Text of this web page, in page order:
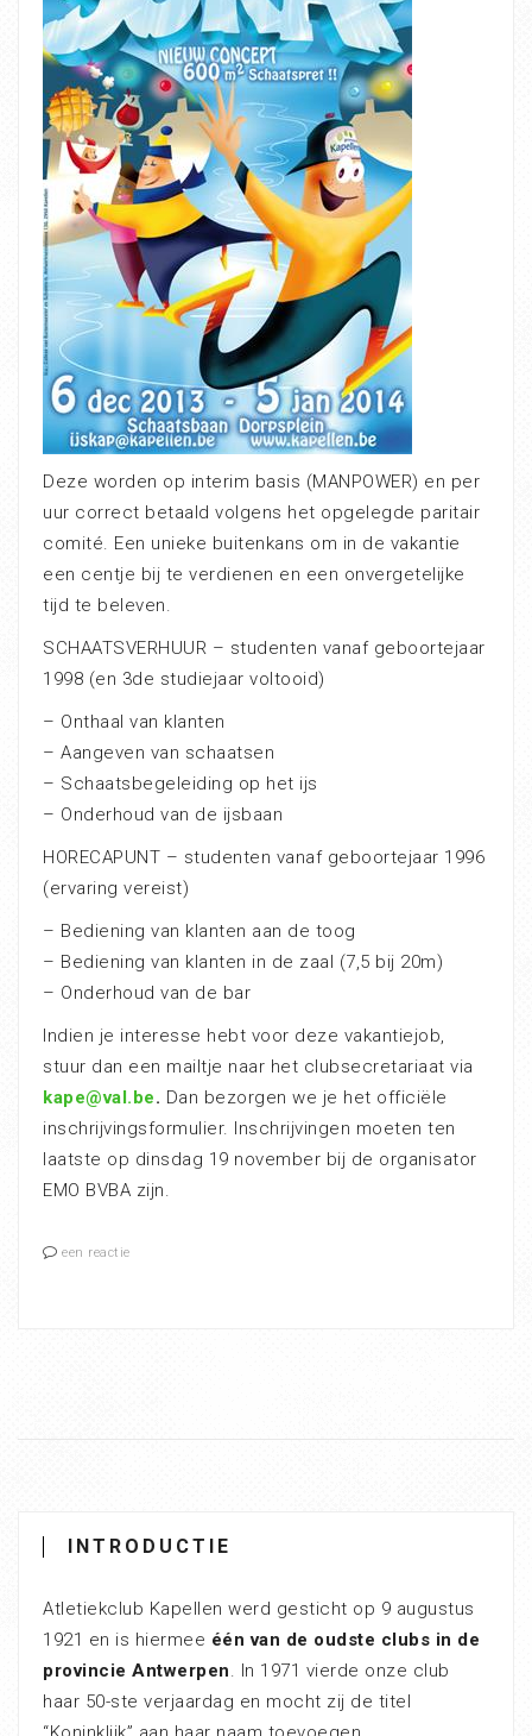
Deze worden op interim basis (MANPOWER) en per
uur correct betaald volgens het opgelegde paritair
comité. Een unieke buitenkans om in de vakantie
een centje bij te verdienen en een onvergetelijke
tijd te beleven.
SCHAATSVERHUUR – studenten vanaf geboortejaar
1998 (en 3de studiejaar voltooid)
– Onthaal van klanten
– Aangeven van schaatsen
– Schaatsbegeleiding op het ijs
– Onderhoud van de ijsbaan
HORECAPUNT – studenten vanaf geboortejaar 1996
(ervaring vereist)
– Bediening van klanten aan de toog
– Bediening van klanten in de zaal (7,5 bij 20m)
– Onderhoud van de bar
Indien je interesse hebt voor deze vakantiejob,
stuur dan een mailtje naar het clubsecretariaat via
kape@val.be. Dan bezorgen we je het officiële
inschrijvingsformulier. Inschrijvingen moeten ten
laatste op dinsdag 19 november bij de organisator
EMO BVBA zijn.
een reactie
INTRODUCTIE
Atletiekclub Kapellen werd gesticht op 9 augustus
1921 en is hiermee één van de oudste clubs in de
provincie Antwerpen . In 1971 vierde onze club
haar 50-ste verjaardag en mocht zij de titel